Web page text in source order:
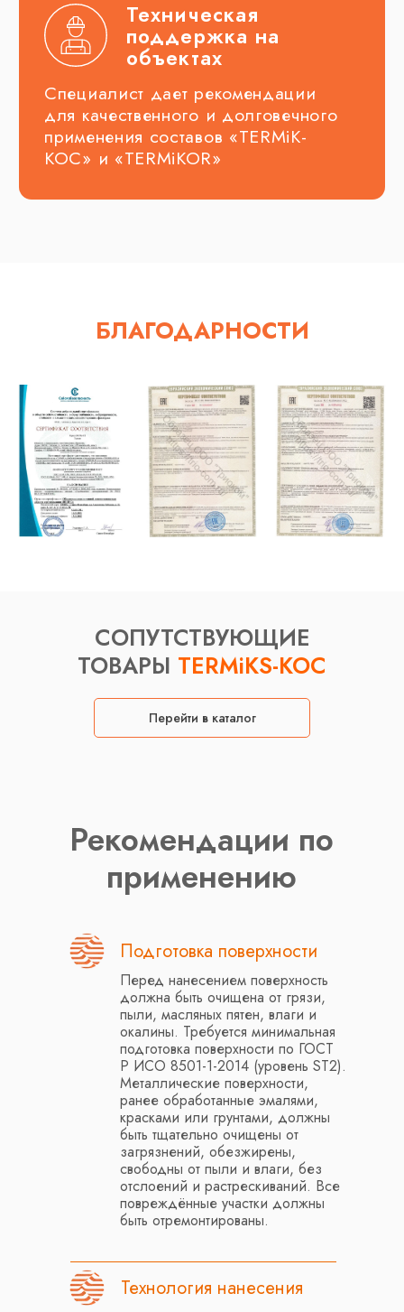
БЛАГОДАРНОСТИ
СОПУТСТВУЮЩИЕ
ТОВАРЫ TERMiKS-KOC
Перейти в каталог
Подготовка поверхности
Перед нанесением поверхность
должна быть очищена от грязи,
пыли, масляных пятен, влаги и
окалины. Требуется минимальная
подготовка поверхности по ГОСТ
Р ИСО 8501-1-2014 (уровень ST2).
Металлические поверхности,
ранее обработанные эмалями,
красками или грунтами, должны
быть тщательно очищены от
загрязнений, обезжирены,
свободны от пыли и влаги, без
отслоений и растрескиваний. Все
повреждённые участки должны
быть отремонтированы.
Технология нанесения
НАШИ
ВЫПОЛНЕННЫЕ